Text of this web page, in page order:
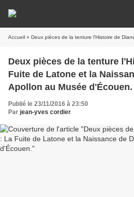
Accueil » Deux pièces de la tenture l'Histoire de Diane : La Fuite de Latone et
Deux pièces de la tenture
Fuite de Latone et la
Apollon au Musée d'Écouen.
Publié le 23/11/2016 à 23:50
Par jean-yves cordier
Largeur : 4.07 m
Largeur : 4.07 m